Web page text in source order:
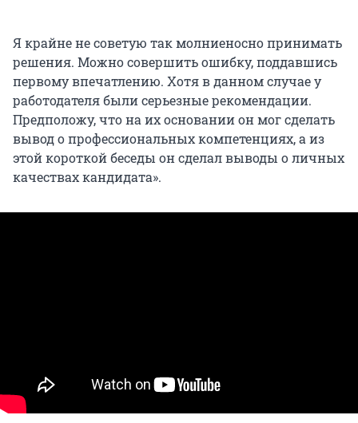
Я крайне не советую так молниеносно принимать
решения. Можно совершить ошибку, поддавшись
первому впечатлению. Хотя в данном случае у
работодателя были серьезные рекомендации.
Предположу, что на их основании он мог сделать
вывод о профессиональных компетенциях, а из
этой короткой беседы он сделал выводы о личных
качествах кандидата».